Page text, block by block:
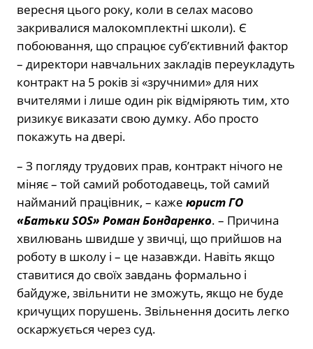
вересня цього року, коли в селах масово
закривалися малокомплектні школи). Є
побоювання, що спрацює суб’єктивний фактор
– директори навчальних закладів переукладуть
контракт на 5 років зі «зручними» для них
вчителями і лише один рік відміряють тим, хто
ризикує виказати свою думку. Або просто
покажуть на двері.
– З погляду трудових прав, контракт нічого не
міняє – той самий роботодавець, той самий
найманий працівник, – каже юрист ГО
«Батьки SOS» Роман Бондаренко. – Причина
хвилювань швидше у звичці, що прийшов на
роботу в школу і – це назавжди. Навіть якщо
ставитися до своїх завдань формально і
байдуже, звільнити не зможуть, якщо не буде
кричущих порушень. Звільнення досить легко
оскаржується через суд.